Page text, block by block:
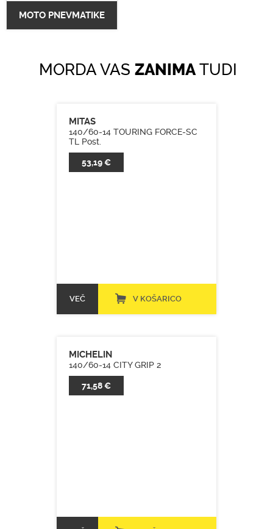
MOTO PNEVMATIKE
MORDA VAS ZANIMATUDI
MITAS
140/60-14 TOURING FORCE-SC
TL Post.
53,19 €
VEČ V KOŠARICO
MICHELIN
140/60-14 CITY GRIP 2
71,58 €